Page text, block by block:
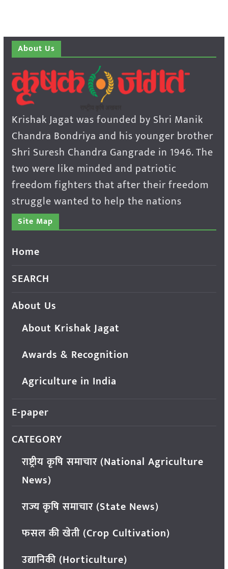
About Us
Krishak Jagat was founded by Shri Manik
Chandra Bondriya and his younger brother
Shri Suresh Chandra Gangrade in 1946. The
two were like minded and patriotic
freedom fighters that after their freedom
struggle wanted to help the nations
Site Map
Home
SEARCH
About Us
About Krishak Jagat
Awards & Recognition
Agriculture in India
E-paper
CATEGORY
राष्ट्रीय कृषि समाचार (National Agriculture
News)
राज्य कृषि समाचार (State News)
फसल की खेती (Crop Cultivation)
उद्यानिकी (Horticulture)